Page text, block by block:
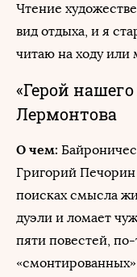
Чтение
вид отдыха, и я
читаю на ходу или
«Герой
Лермонтова
О чем:
Григорий Печорин
поисках смысла
дуэли и ломает
пяти повестей,